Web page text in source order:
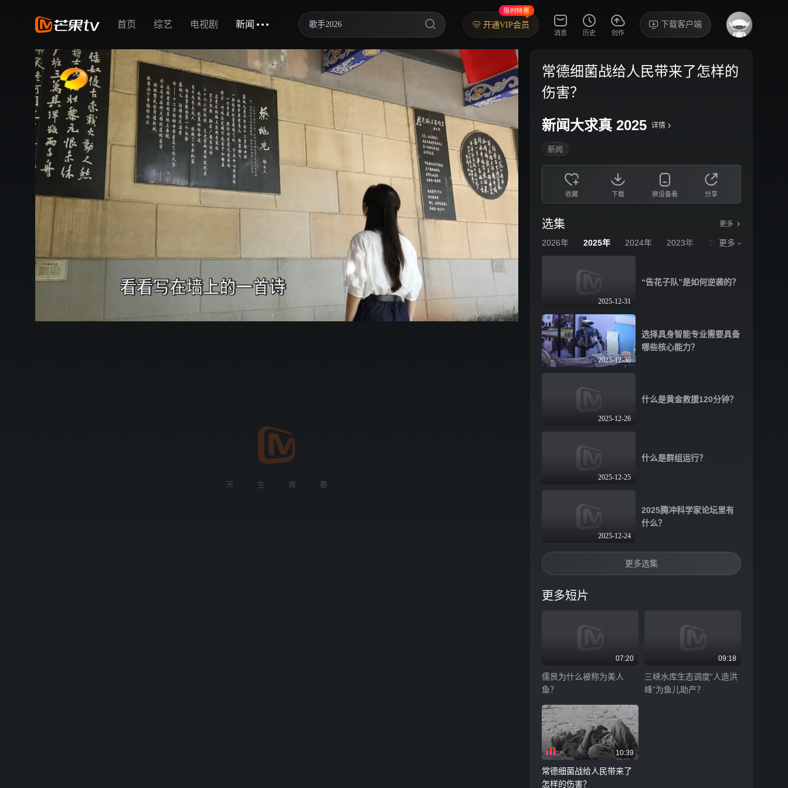
首页 综艺 电视剧 新闻 歌手2026
乘风2026
中餐厅·南洋拾光季
快乐老家
忙忙碌碌寻宝藏2
妻子的浪漫旅行2026
我们的宿舍·归心季
克制升温
爸爸当家 第五季
你好，星期六
开通VIP会员
限时特惠
消息 历史 创作
下载客户端
常德细菌战给人民带来了怎样的
伤害？
新闻大求真 2025 详情 ›
新闻
收藏 下载 换设备看 分享
选集 更多
2026年 2025年 2024年 2023年 2022年
更多
2025-12-31
“告花子队”是如何逆袭的？
2025-12-30
选择具身智能专业需要具备
哪些核心能力？
2025-12-26
什么是黄金救援120分钟？
2025-12-25
什么是群组运行？
2025-12-24
2025腾冲科学家论坛里有
什么？
更多选集
更多短片
07:20
儒艮为什么被称为美人
鱼？
09:18
三峡水库生态调度“人造洪
峰”为鱼儿助产？
10:39
常德细菌战给人民带来了
怎样的伤害？